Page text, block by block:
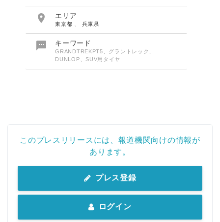
 エリア
東京都 兵庫県
 キーワード
GRANDTREKPT5、グラントレック、
DUNLOP、SUV用タイヤ
このプレスリリースには、報道機関向けの情報が
あります。
プレス登録
ログイン